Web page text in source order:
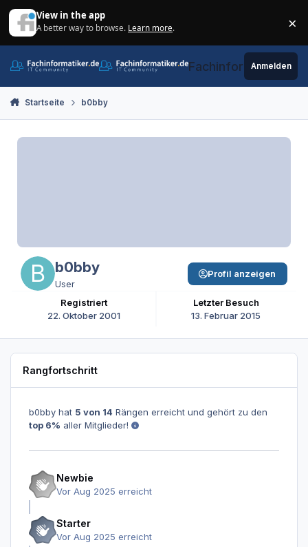
View in the app
A better way to browse. Learn more. ×
Fachinformatiker.de
Anmelden
Startseite b0bby
b0bby
User
Registriert
22. Oktober 2001
Letzter Besuch
13. Februar 2015
Profil anzeigen
Rangfortschritt
b0bby hat 5 von 14 Rängen erreicht und gehört zu den
top 6% aller Mitglieder!
Newbie
Vor Aug 2025 erreicht
Starter
Vor Aug 2025 erreicht